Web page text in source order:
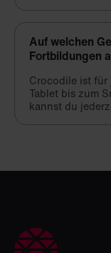
Auf welchen
Fortbildungen
Crocodile ist für
Tablet bis zum
kannst du